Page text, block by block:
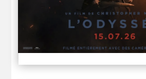
L’ODYSSÉE